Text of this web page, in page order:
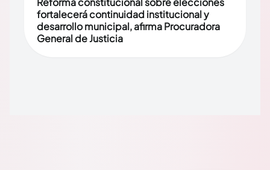
fortalecerá continuidad institucional y
desarrollo municipal, afirma Procuradora
General de Justicia